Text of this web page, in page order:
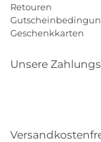
Retouren
Geschenkkarten
Unsere